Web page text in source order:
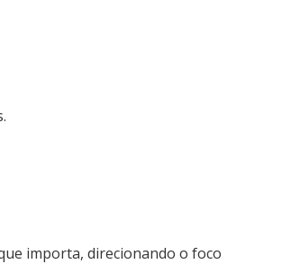
importa, direcionando o foco